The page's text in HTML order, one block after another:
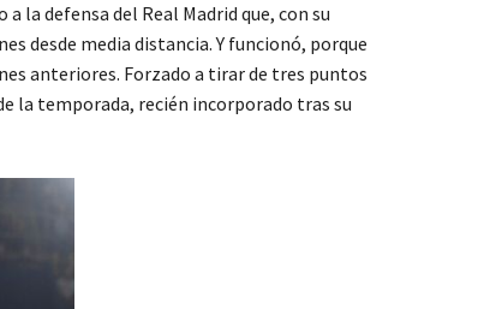
la defensa del Real Madrid que, con su
desde media distancia. Y funcionó, porque
anteriores. Forzado a tirar de tres puntos
la temporada, recién incorporado tras su